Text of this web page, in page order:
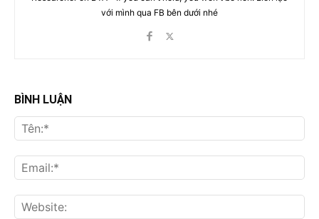
với mình qua FB bên dưới nhé
BÌNH LUẬN